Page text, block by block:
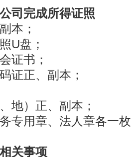
司完成所得证照
本；
U盘；
证书；
证正、副本；
地）正、副本；
专用章、法人章各一枚
关事项